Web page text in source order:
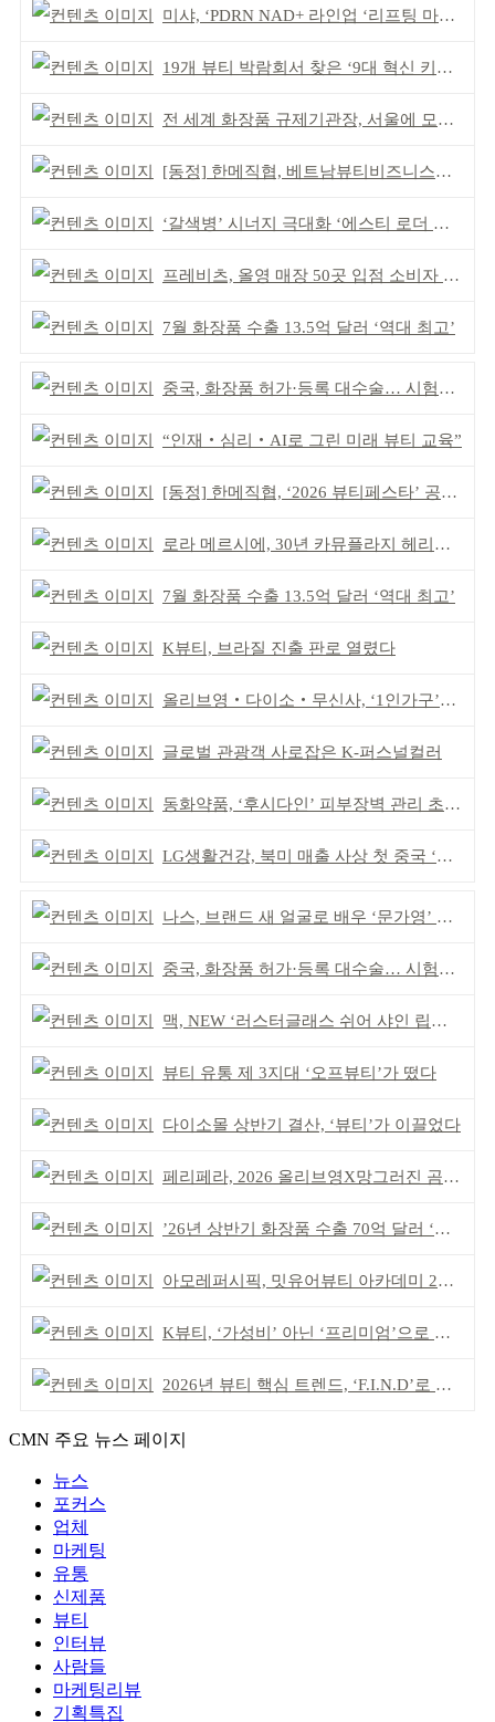
미샤, ‘PDRN NAD+ 라인업 ‘리프팅 마스크’ 출시
19개 뷰티 박람회서 찾은 ‘9대 혁신 키워드’
전 세계 화장품 규제기관장, 서울에 모인다
[동정] 한메직협, 베트남뷰티비즈니스협회와 MOU
‘갈색병’ 시너지 극대화 ‘에스티 로더 스킨부스터’ 출시
프레비츠, 올영 매장 50곳 입점 소비자 접점 강화
7월 화장품 수출 13.5억 달러 ‘역대 최고’
중국, 화장품 허가·등록 대수술… 시험자료 공용 허용
“인재‧심리‧AI로 그린 미래 뷰티 교육”
[동정] 한메직협, ‘2026 뷰티페스타’ 공동 주최
로라 메르시에, 30년 카뮤플라지 헤리티지 담아
7월 화장품 수출 13.5억 달러 ‘역대 최고’
K뷰티, 브라질 진출 판로 열렸다
올리브영‧다이소‧무신사, ‘1인가구’가 이끈다
글로벌 관광객 사로잡은 K-퍼스널컬러
동화약품, ‘후시다인’ 피부장벽 관리 초점 ‘리브랜딩’
LG생활건강, 북미 매출 사상 첫 중국 ‘추월’
나스, 브랜드 새 얼굴로 배우 ‘문가영’ 발탁
중국, 화장품 허가·등록 대수술… 시험자료 공용 허용
맥, NEW ‘러스터글래스 쉬어 샤인 립스틱’ 출시
뷰티 유통 제 3지대 ‘오프뷰티’가 떴다
다이소몰 상반기 결산, ‘뷰티’가 이끌었다
페리페라, 2026 올리브영X망그러진 곰 콜라보
’26년 상반기 화장품 수출 70억 달러 ‘역대 최고’
아모레퍼시픽, 밋유어뷰티 아카데미 2기 발대식
K뷰티, ‘가성비’ 아닌 ‘프리미엄’으로 승부걸어야
2026년 뷰티 핵심 트렌드, ‘F.I.N.D’로 읽는다
CMN 주요 뉴스 페이지
뉴스
포커스
업체
마케팅
유통
신제품
뷰티
인터뷰
사람들
마케팅리뷰
기획특집